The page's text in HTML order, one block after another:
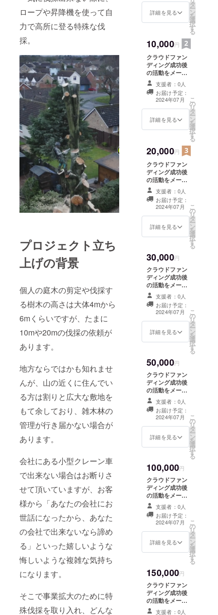
ロープや昇降機を使って自
力で高所に登る特殊な伐
採。
プロジェクト立ち
上げの背景
個人の庭木の剪定や伐採す
る樹木の高さは大体4mから
6mくらいですが、たまに
10mや20mの伐採の依頼が
あります。
地方ならではかも知れませ
んが、山の近くに住んでい
る方は割りと広大な敷地を
もて余しており、雑木林の
管理が行き届かない場合が
あります。
会社にある小型クレーン車
で出来ない場合はお断りさ
せて頂いていますが、お客
様から「あなたの会社にお
世話になったから、あなた
の会社で出来ないなら諦め
る」といった嬉しいような
悔しいような複雑な気持ち
になります。
そこで事業拡大のために特
殊伐採を取り入れ、どんな
詳細を見る
タ
ー
ン
を
選
択
す
る
10,000円
クラウドファン
ディング成功後
の活動をメール
文章と写真付き)
で報告します。
支援者：0人
お届け予定：
2024年07月
詳細を見る
こ
の
リ
タ
ー
ン
を
選
択
す
る
20,000円
クラウドファン
ディング成功後
の活動をメール
等で写真付きで
報告します。
SNS(TikTok・
Instagram)で
20,000円以上支
援者として動画
に載せます。 (ア
企業名・匿名な
んでも可)
支援者：0人
お届け予定：
2024年07月
詳細を見る
こ
の
リ
タ
ー
ン
を
選
択
す
る
30,000円
クラウドファン
ディング成功後
の活動をメール
等で写真付きで
報告します。
SNS(TikTok・
Instagram)で
30,000円以上支
援者として動画
に載せます。 (ア
企業名・匿名な
んでも可)
支援者：0人
お届け予定：
2024年07月
詳細を見る
こ
の
リ
タ
ー
ン
を
選
択
す
る
50,000円
クラウドファン
ディング成功後
の活動をメール
等で写真付きで
報告します。
SNS(TikTok・
Instagram)で
50,000円以上支
援者として動画
に載せます。 (ア
企業名・匿名な
んでも可)
支援者：0人
お届け予定：
2024年07月
詳細を見る
こ
の
リ
タ
ー
ン
を
選
択
す
る
100,000円
クラウドファン
ディング成功後
の活動をメール
等で写真付きで
報告します。
SNS(TikTok・
Instagram)で
100,000円以上
特別支援者とし
す。 (アカウント
ム・企業名・匿
名なんでも可)
例) 特別支援者様
(総額10万円以
上) ◯◯ 様
支援者：0人
お届け予定：
2024年07月
詳細を見る
こ
の
リ
タ
ー
ン
を
選
択
す
る
150,000円
クラウドファン
ディング成功後
の活動をメール
等で写真付きで
支援者：0人